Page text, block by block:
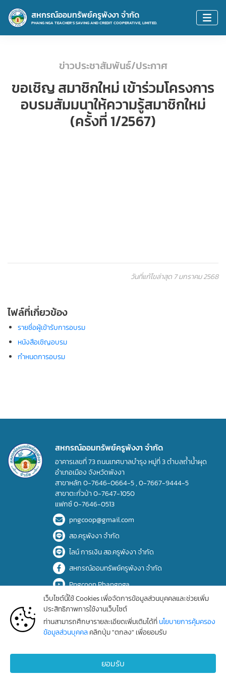
สหกรณ์ออมทรัพย์ครูพังงา จำกัด
PHANG NGA TEACHER'S SAVING AND CREDIT COOPERATIVE, LIMITED.
ข่าวประชาสัมพันธ์/ประกาศ
ขอเชิญ สมาชิกใหม่ เข้าร่วมโครงการ
อบรมสัมมนาให้ความรู้สมาชิกใหม่
(ครั้งที่ 1/2567)
วันที่แก้ไขล่าสุด 7 มกราคม 2568
ไฟล์ที่เกี่ยวข้อง
รายชื่อผู้เข้ารับการอบรม
หนังสือเชิญอบรม
กำหนดการอบรม
สหกรณ์ออมทรัพย์ครูพังงา จำกัด
อาคารเลขที่ 73 ถนนเทศบาลบำรุง หมู่ที่ 3 ตำบลถ้ำน้ำผุด
อำเภอเมือง จังหวัดพังงา
สาขาหลัก0-7646-0664-5,0-7667-9444-5
สาขาตะกั่วป่า0-7647-1050
แฟกซ์0-7646-0513
pngcoop@gmail.com
สอ.ครูพังงา จำกัด
ไลน์ การเงิน สอ.ครูพังงา จำกัด
สหกรณ์ออมทรัพย์ครูพังงา จำกัด
Pngcoop Phangnga
Copyrights © 2025 All Rights Reserved by Phang-nga teacher's
saving and credit cooperative, limited.
เว็บไซต์นี้ใช้ Cookies เพื่อจัดการข้อมูลส่วนบุคคลและช่วยเพิ่ม
ประสิทธิภาพการใช้งานเว็บไซต์
ท่านสามารถศึกษารายละเอียดเพิ่มเติมได้ที่นโยบายการคุ้มครอง
ข้อมูลส่วนบุคคลคลิกปุ่ม "ตกลง" เพื่อยอมรับ
ยอมรับ